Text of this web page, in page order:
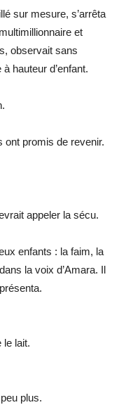
sur mesure, s’arrêta
et
observait sans
hauteur d’enfant.
promis de revenir.
appeler la sécu.
enfants : la faim, la
la voix d’Amara. Il
le lait.
plus.